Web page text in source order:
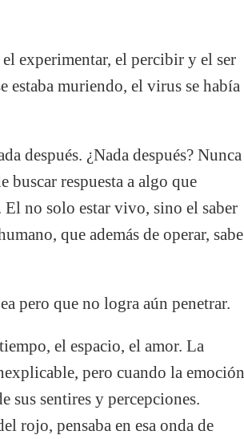
experimentar, el percibir y el ser
estaba muriendo, el virus se había
después. ¿Nada después? Nunca
buscar respuesta a algo que
no solo estar vivo, sino el saber
que además de operar, sabe
que no logra aún penetrar.
el espacio, el amor. La
pero cuando la emoción
sus sentires y percepciones.
rojo, pensaba en esa onda de